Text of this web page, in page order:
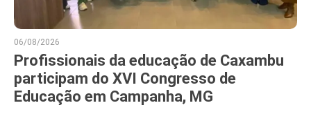
06/08/2026
Profissionais da educação de Caxambu
participam do XVI Congresso de
Educação em Campanha, MG